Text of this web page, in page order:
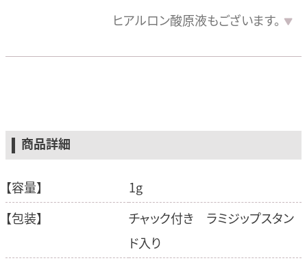
ヒアルロン酸原液もございます。
商品詳細
【容量】
1g
【包装】
チャック付き ラミジップスタン
ド入り